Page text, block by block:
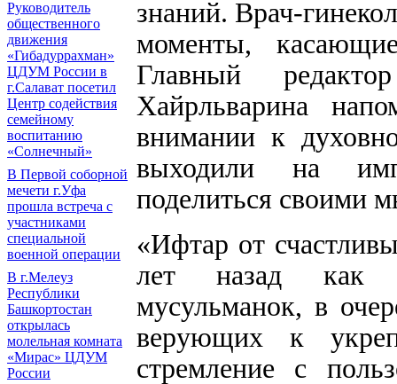
Руководитель
общественного
движения
«Гибадуррахман»
ЦДУМ России в
г.Салават посетил
Центр содействия
семейному
воспитанию
«Солнечный»
В Первой соборной
мечети г.Уфа
прошла встреча с
участниками
специальной
военной операции
В г.Мелеуз
Республики
Башкортостан
открылась
молельная комната
«Мирас» ЦДУМ
России
знаний. Врач-
моменты,
Главный
Хайрльварина
внимании к
выходили на
поделиться своими
«Ифтар от
лет назад как
мусульманок, в
верующих к
стремление с